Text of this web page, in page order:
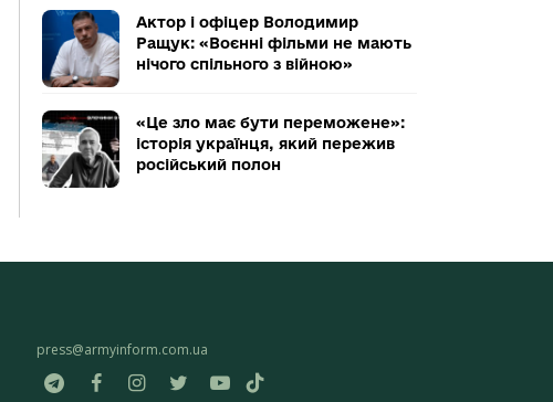
Актор і офіцер Володимир
Ращук: «Воєнні фільми не мають
нічого спільного з війною»
«Це зло має бути переможене»:
історія українця, який пережив
російський полон
press@armyinform.com.ua